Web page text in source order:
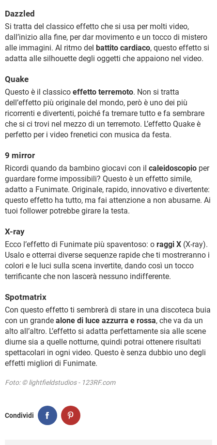
Dazzled
Si tratta del classico effetto che si usa per molti video,
dall’inizio alla fine, per dar movimento e un tocco di mistero
alle immagini. Al ritmo del battito cardiaco, questo effetto si
adatta alle silhouette degli oggetti che appaiono nel video.
Quake
Questo è il classico effetto terremoto. Non si tratta
dell’effetto più originale del mondo, però è uno dei più
ricorrenti e divertenti, poiché fa tremare tutto e fa sembrare
che si ci trovi nel mezzo di un terremoto. L’effetto Quake è
perfetto per i video frenetici con musica da festa.
9 mirror
Ricordi quando da bambino giocavi con il caleidoscopio per
guardare forme impossibili? Questo è un effetto simile,
adatto a Funimate. Originale, rapido, innovativo e divertente:
questo effetto ha tutto, ma fai attenzione a non abusarne. Ai
tuoi follower potrebbe girare la testa.
X-ray
Ecco l’effetto di Funimate più spaventoso: o raggi X (X-ray).
Usalo e otterrai diverse sequenze rapide che ti mostreranno i
colori e le luci sulla scena invertite, dando così un tocco
terrificante che non lascerà nessuno indifferente.
Spotmatrix
Con questo effetto ti sembrerà di stare in una discoteca buia
con un grande alone di luce azzurra e rossa, che va da un
alto all’altro. L’effetto si adatta perfettamente sia alle scene
diurne sia a quelle notturne, quindi potrai ottenere risultati
spettacolari in ogni video. Questo è senza dubbio uno degli
effetti migliori di Funimate.
Foto: © lightfieldstudios - 123RF.com
Condividi